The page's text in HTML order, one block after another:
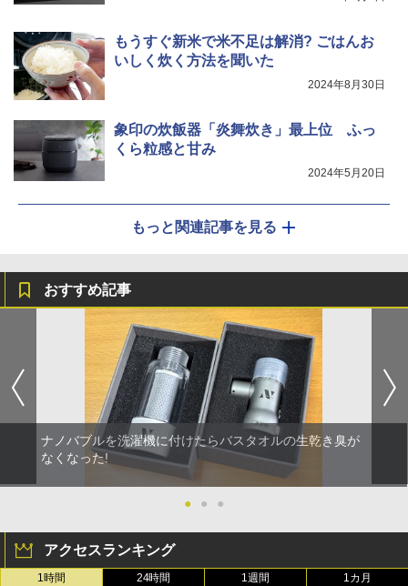
もうすぐ新米で米不足は解消? ごはんお
いしく炊く方法を聞いた
2024年8月30日
象印の炊飯器「炎舞炊き」最上位 ふっ
くら粒感と甘み
2024年5月20日
もっと関連記事を見る
おすすめ記事
ナノバブルを洗濯機に付けたらバスタオルの生乾き臭が
なくなった!
● ● ●
アクセスランキング
1時間 24時間 1週間 1カ月